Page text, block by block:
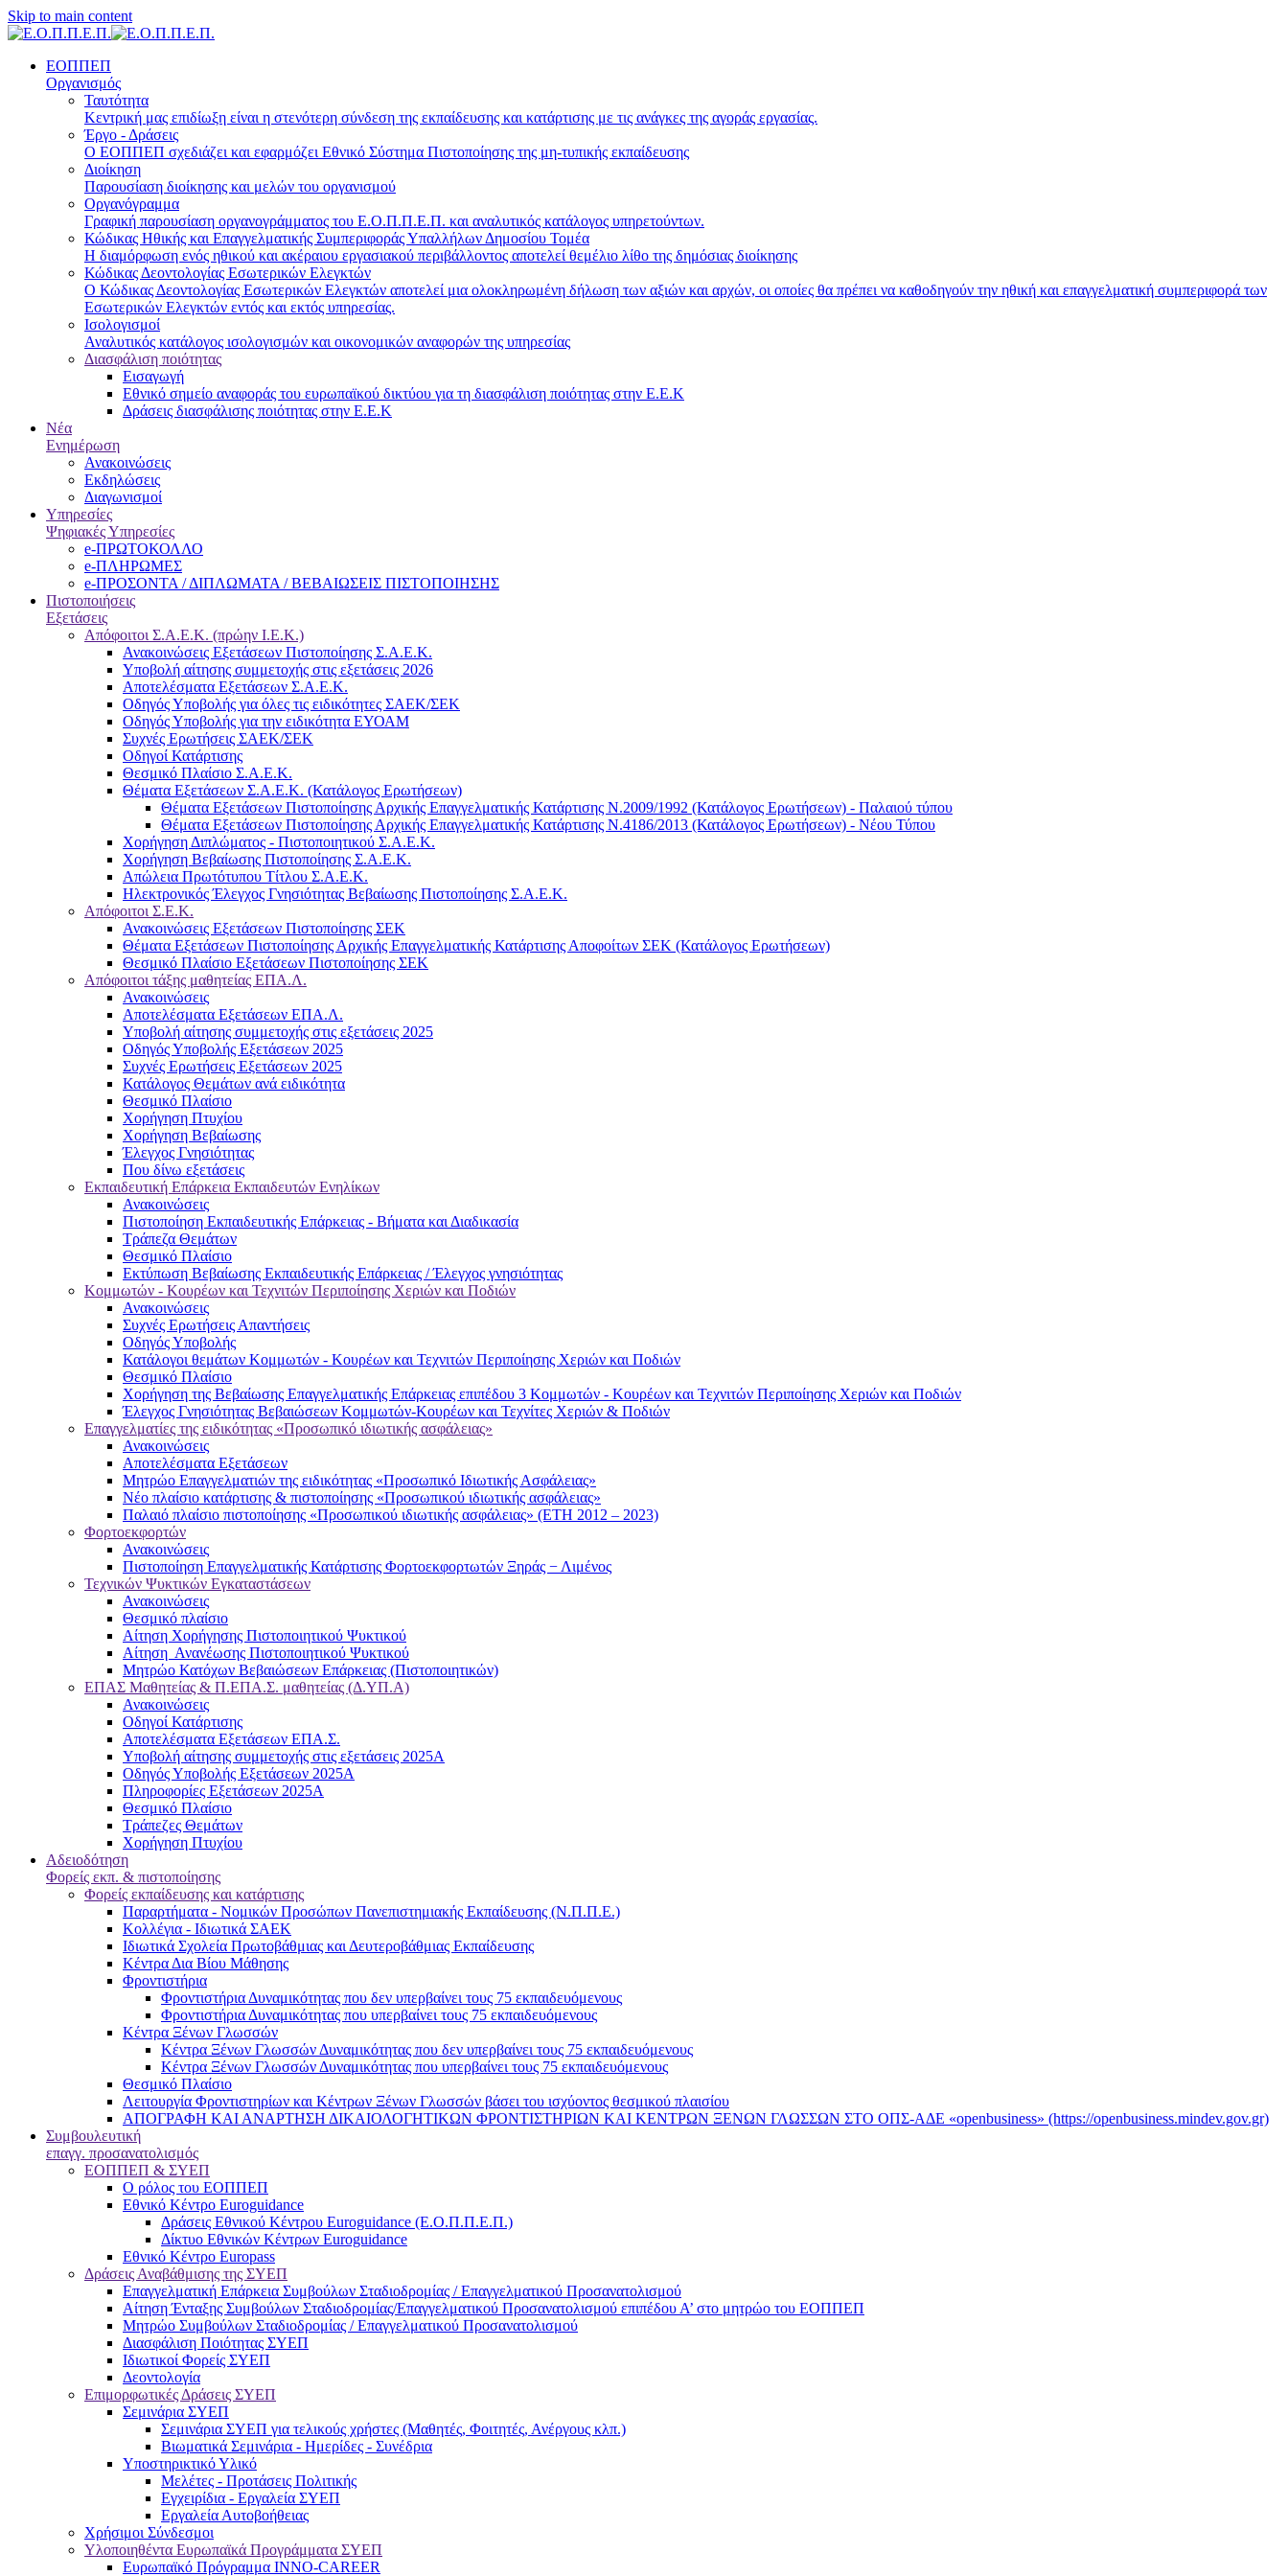
Skip to main content
ΕΟΠΠΕΠ
Οργανισμός
Ταυτότητα
Κεντρική μας επιδίωξη είναι η στενότερη σύνδεση της εκπαίδευσης και κατάρτισης με τις ανάγκες της αγοράς εργασίας.
Έργο - Δράσεις
Ο ΕΟΠΠΕΠ σχεδιάζει και εφαρμόζει Eθνικό Σύστημα Πιστοποίησης της μη-τυπικής εκπαίδευσης
Διοίκηση
Παρουσίαση διοίκησης και μελών του οργανισμού
Οργανόγραμμα
Γραφική παρουσίαση οργανογράμματος του Ε.Ο.Π.Π.Ε.Π. και αναλυτικός κατάλογος υπηρετούντων.
Κώδικας Ηθικής και Επαγγελματικής Συμπεριφοράς Υπαλλήλων Δημοσίου Τομέα
Η διαμόρφωση ενός ηθικού και ακέραιου εργασιακού περιβάλλοντος αποτελεί θεμέλιο λίθο της δημόσιας διοίκησης
Κώδικας Δεοντολογίας Εσωτερικών Ελεγκτών
Ο Κώδικας Δεοντολογίας Εσωτερικών Ελεγκτών αποτελεί μια ολοκληρωμένη δήλωση των αξιών και αρχών, οι οποίες θα πρέπει να καθοδηγούν την ηθική και επαγγελματική συμπεριφορά των
Εσωτερικών Ελεγκτών εντός και εκτός υπηρεσίας.
Ισολογισμοί
Αναλυτικός κατάλογος ισολογισμών και οικονομικών αναφορών της υπηρεσίας
Διασφάλιση ποιότητας
Εισαγωγή
Εθνικό σημείο αναφοράς του ευρωπαϊκού δικτύου για τη διασφάλιση ποιότητας στην Ε.Ε.Κ
Δράσεις διασφάλισης ποιότητας στην Ε.Ε.Κ
Νέα
Ενημέρωση
Ανακοινώσεις
Εκδηλώσεις
Διαγωνισμοί
Υπηρεσίες
Ψηφιακές Υπηρεσίες
e-ΠΡΩΤΟΚΟΛΛΟ
e-ΠΛΗΡΩΜΕΣ
e-ΠΡΟΣΟΝΤΑ / ΔΙΠΛΩΜΑΤΑ / ΒΕΒΑΙΩΣΕΙΣ ΠΙΣΤΟΠΟΙΗΣΗΣ
Πιστοποιήσεις
Εξετάσεις
Απόφοιτοι Σ.Α.Ε.Κ. (πρώην Ι.Ε.Κ.)
Ανακοινώσεις Εξετάσεων Πιστοποίησης Σ.Α.Ε.Κ.
Υποβολή αίτησης συμμετοχής στις εξετάσεις 2026
Αποτελέσματα Εξετάσεων Σ.Α.Ε.Κ.
Οδηγός Υποβολής για όλες τις ειδικότητες ΣΑΕΚ/ΣΕΚ
Οδηγός Υποβολής για την ειδικότητα ΕΥΟΑΜ
Συχνές Ερωτήσεις ΣΑΕΚ/ΣΕΚ
Οδηγοί Κατάρτισης
Θεσμικό Πλαίσιο Σ.Α.Ε.Κ.
Θέματα Εξετάσεων Σ.Α.Ε.Κ. (Κατάλογος Ερωτήσεων)
Θέματα Εξετάσεων Πιστοποίησης Αρχικής Επαγγελματικής Κατάρτισης Ν.2009/1992 (Κατάλογος Ερωτήσεων) - Παλαιού τύπου
Θέματα Εξετάσεων Πιστοποίησης Αρχικής Επαγγελματικής Κατάρτισης Ν.4186/2013 (Κατάλογος Ερωτήσεων) - Νέου Τύπου
Χορήγηση Διπλώματος - Πιστοποιητικού Σ.Α.Ε.Κ.
Χορήγηση Βεβαίωσης Πιστοποίησης Σ.Α.Ε.Κ.
Απώλεια Πρωτότυπου Τίτλου Σ.Α.Ε.Κ.
Ηλεκτρονικός Έλεγχος Γνησιότητας Βεβαίωσης Πιστοποίησης Σ.Α.Ε.Κ.
Απόφοιτοι Σ.Ε.Κ.
Ανακοινώσεις Εξετάσεων Πιστοποίησης ΣΕΚ
Θέματα Εξετάσεων Πιστοποίησης Αρχικής Επαγγελματικής Κατάρτισης Αποφοίτων ΣΕΚ (Κατάλογος Ερωτήσεων)
Θεσμικό Πλαίσιο Εξετάσεων Πιστοποίησης ΣΕΚ
Απόφοιτοι τάξης μαθητείας ΕΠΑ.Λ.
Ανακοινώσεις
Αποτελέσματα Εξετάσεων ΕΠΑ.Λ.
Υποβολή αίτησης συμμετοχής στις εξετάσεις 2025
Οδηγός Υποβολής Εξετάσεων 2025
Συχνές Ερωτήσεις Εξετάσεων 2025
Κατάλογος Θεμάτων ανά ειδικότητα
Θεσμικό Πλαίσιο
Χορήγηση Πτυχίου
Χορήγηση Βεβαίωσης
Έλεγχος Γνησιότητας
Που δίνω εξετάσεις
Εκπαιδευτική Επάρκεια Εκπαιδευτών Ενηλίκων
Ανακοινώσεις
Πιστοποίηση Εκπαιδευτικής Επάρκειας - Βήματα και Διαδικασία
Τράπεζα Θεμάτων
Θεσμικό Πλαίσιο
Εκτύπωση Βεβαίωσης Εκπαιδευτικής Επάρκειας / Έλεγχος γνησιότητας
Κομμωτών - Κουρέων και Τεχνιτών Περιποίησης Χεριών και Ποδιών
Ανακοινώσεις
Συχνές Ερωτήσεις Απαντήσεις
Οδηγός Υποβολής
Κατάλογοι θεμάτων Κομμωτών - Κουρέων και Τεχνιτών Περιποίησης Χεριών και Ποδιών
Θεσμικό Πλαίσιο
Χορήγηση της Βεβαίωσης Επαγγελματικής Επάρκειας επιπέδου 3 Κομμωτών - Κουρέων και Τεχνιτών Περιποίησης Χεριών και Ποδιών
Έλεγχος Γνησιότητας Βεβαιώσεων Κομμωτών-Κουρέων και Τεχνίτες Χεριών & Ποδιών
Επαγγελματίες της ειδικότητας «Προσωπικό ιδιωτικής ασφάλειας»
Ανακοινώσεις
Αποτελέσματα Εξετάσεων
Μητρώο Επαγγελματιών της ειδικότητας «Προσωπικό Ιδιωτικής Ασφάλειας»
Νέο πλαίσιο κατάρτισης & πιστοποίησης «Προσωπικού ιδιωτικής ασφάλειας»
Παλαιό πλαίσιο πιστοποίησης «Προσωπικού ιδιωτικής ασφάλειας» (ΕΤΗ 2012 – 2023)
Φορτοεκφορτών
Ανακοινώσεις
Πιστοποίηση Επαγγελματικής Κατάρτισης Φορτοεκφορτωτών Ξηράς − Λιμένος
Τεχνικών Ψυκτικών Εγκαταστάσεων
Ανακοινώσεις
Θεσμικό πλαίσιο
Αίτηση Χορήγησης Πιστοποιητικού Ψυκτικού
Αίτηση Ανανέωσης Πιστοποιητικού Ψυκτικού
Μητρώο Κατόχων Βεβαιώσεων Επάρκειας (Πιστοποιητικών)
ΕΠΑΣ Μαθητείας & Π.ΕΠΑ.Σ. μαθητείας (Δ.ΥΠ.Α)
Ανακοινώσεις
Oδηγοί Κατάρτισης
Αποτελέσματα Εξετάσεων ΕΠΑ.Σ.
Υποβολή αίτησης συμμετοχής στις εξετάσεις 2025Α
Οδηγός Υποβολής Εξετάσεων 2025A
Πληροφορίες Εξετάσεων 2025Α
Θεσμικό Πλαίσιο
Τράπεζες Θεμάτων
Χορήγηση Πτυχίου
Αδειοδότηση
Φορείς εκπ. & πιστοποίησης
Φορείς εκπαίδευσης και κατάρτισης
Παραρτήματα - Νομικών Προσώπων Πανεπιστημιακής Εκπαίδευσης (Ν.Π.Π.Ε.)
Κολλέγια - Ιδιωτικά ΣΑΕΚ
Ιδιωτικά Σχολεία Πρωτοβάθμιας και Δευτεροβάθμιας Εκπαίδευσης
Κέντρα Δια Βίου Μάθησης
Φροντιστήρια
Φροντιστήρια Δυναμικότητας που δεν υπερβαίνει τους 75 εκπαιδευόμενους
Φροντιστήρια Δυναμικότητας που υπερβαίνει τους 75 εκπαιδευόμενους
Κέντρα Ξένων Γλωσσών
Kέντρα Ξένων Γλωσσών Δυναμικότητας που δεν υπερβαίνει τους 75 εκπαιδευόμενους
Kέντρα Ξένων Γλωσσών Δυναμικότητας που υπερβαίνει τους 75 εκπαιδευόμενους
Θεσμικό Πλαίσιο
Λειτουργία Φροντιστηρίων και Κέντρων Ξένων Γλωσσών βάσει του ισχύοντος θεσμικού πλαισίου
ΑΠΟΓΡΑΦΗ ΚΑΙ ΑΝΑΡΤΗΣΗ ΔΙΚΑΙΟΛΟΓΗΤΙΚΩΝ ΦΡΟΝΤΙΣΤΗΡΙΩΝ ΚΑΙ ΚΕΝΤΡΩΝ ΞΕΝΩΝ ΓΛΩΣΣΩΝ ΣΤΟ ΟΠΣ-ΑΔΕ «openbusiness» (https://openbusiness.mindev.gov.gr)
Συμβουλευτική
επαγγ. προσανατολισμός
ΕΟΠΠΕΠ & ΣΥΕΠ
Ο ρόλος του ΕΟΠΠΕΠ
Εθνικό Κέντρο Euroguidance
Δράσεις Εθνικού Κέντρου Euroguidance (Ε.Ο.Π.Π.Ε.Π.)
Δίκτυο Εθνικών Κέντρων Euroguidance
Εθνικό Κέντρο Europass
Δράσεις Αναβάθμισης της ΣΥΕΠ
Επαγγελματική Επάρκεια Συμβούλων Σταδιοδρομίας / Επαγγελματικού Προσανατολισμού
Αίτηση Ένταξης Συμβούλων Σταδιοδρομίας/Επαγγελματικού Προσανατολισμού επιπέδου Α’ στο μητρώο του ΕΟΠΠΕΠ
Μητρώο Συμβούλων Σταδιοδρομίας / Επαγγελματικού Προσανατολισμού
Διασφάλιση Ποιότητας ΣΥΕΠ
Ιδιωτικοί Φορείς ΣΥΕΠ
Δεοντολογία
Επιμορφωτικές Δράσεις ΣΥΕΠ
Σεμινάρια ΣΥΕΠ
Σεμινάρια ΣΥΕΠ για τελικούς χρήστες (Μαθητές, Φοιτητές, Ανέργους κλπ.)
Βιωματικά Σεμινάρια - Ημερίδες - Συνέδρια
Υποστηρικτικό Υλικό
Μελέτες - Προτάσεις Πολιτικής
Εγχειρίδια - Εργαλεία ΣΥΕΠ
Εργαλεία Αυτοβοήθειας
Χρήσιμοι Σύνδεσμοι
Υλοποιηθέντα Ευρωπαϊκά Προγράμματα ΣΥΕΠ
Ευρωπαϊκό Πρόγραμμα INNO-CAREER